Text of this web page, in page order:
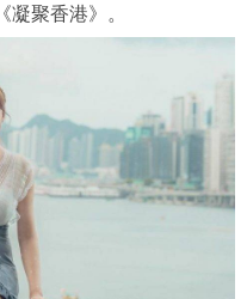
聚香港》。